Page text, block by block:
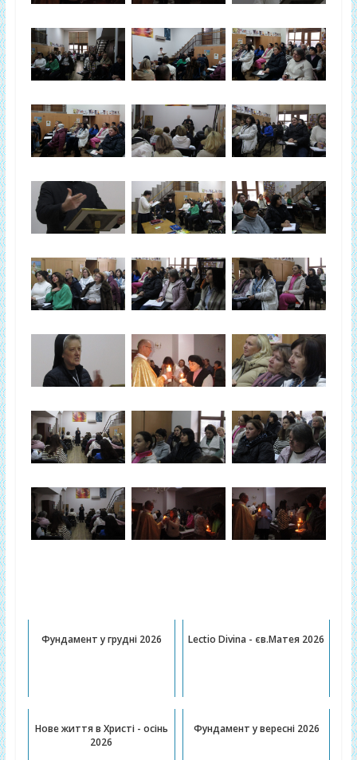
Фундамент у грудні 2026 Lectio Divina - єв.Матея 2026
Нове життя в Христі - осінь
2026
Фундамент у вересні 2026